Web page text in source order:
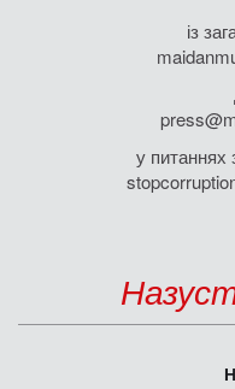
із
у питаннях